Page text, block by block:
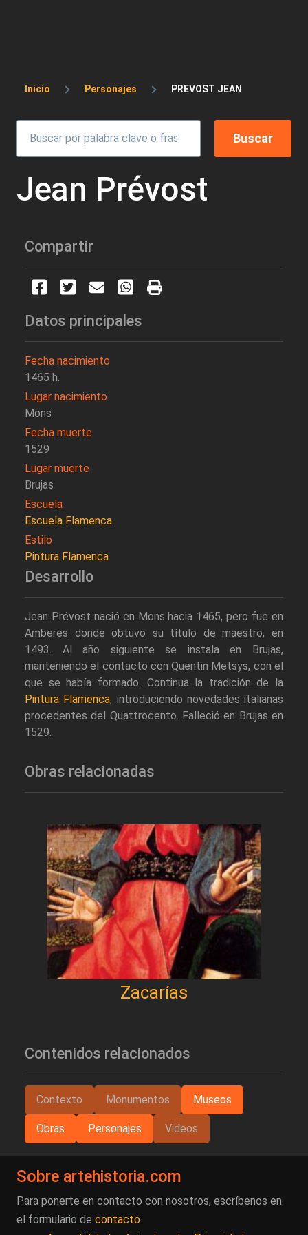
Sobrescribir enlaces de ayuda a la
Inicio Personajes PREVOST JEAN
Jean Prévost
Compartir
Datos principales
Fecha nacimiento
1465 h.
Lugar nacimiento
Mons
Fecha muerte
1529
Lugar muerte
Brujas
Escuela
Escuela Flamenca
Estilo
Pintura Flamenca
Desarrollo
Jean Prévost nació en Mons hacia 1465, pero fue en
Amberes donde obtuvo su título de maestro, en
1493. Al año siguiente se instala en Brujas,
manteniendo el contacto con Quentin Metsys, con el
que se había formado. Continua la tradición de la
Pintura Flamenca, introduciendo novedades italianas
procedentes del Quattrocento. Falleció en Brujas en
1529.
Obras relacionadas
Zacarías
Contenidos relacionados
Contexto Monumentos Museos
Obras Personajes Videos
Sobre artehistoria.com
Para ponerte en contacto con nosotros, escríbenos en
el formulario de contacto